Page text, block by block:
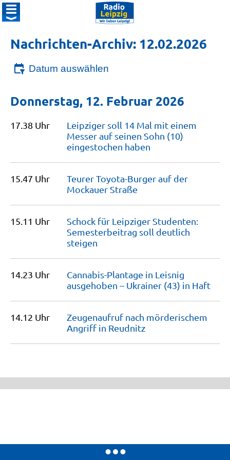
Nachrichten-Archiv: 12.02.2026
Datum auswählen
Donnerstag, 12. Februar 2026
17.38 Uhr
Leipziger soll 14 Mal mit einem
Messer auf seinen Sohn (10)
eingestochen haben
15.47 Uhr
Teurer Toyota-Burger auf der
Mockauer Straße
15.11 Uhr
Schock für Leipziger Studenten:
Semesterbeitrag soll deutlich
steigen
14.23 Uhr
Cannabis-Plantage in Leisnig
ausgehoben – Ukrainer (43) in Haft
14.12 Uhr
Zeugenaufruf nach mörderischem
Angriff in Reudnitz